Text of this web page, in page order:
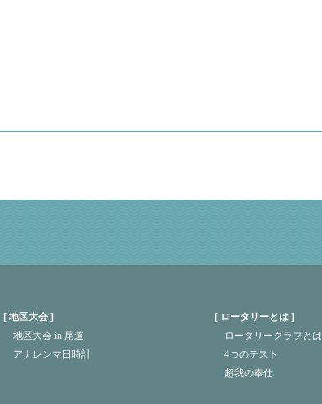
地区大会
地区大会 in 尾道
アナレンマ日時計
ロータリーとは
ロータリークラブとは
4つのテスト
超我の奉仕